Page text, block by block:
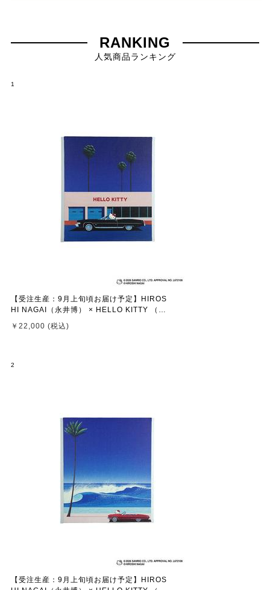
RANKING
人気商品ランキング
1
【受注生産：9月上旬頃お届け予定】HIROS
HI NAGAI（永井博） × HELLO KITTY （ハ
ローキティ） CANVAS PRINT / KTHN-CP
Untitled 1 ※通常商品との同時購入不可
￥22,000 (税込)
2
【受注生産：9月上旬頃お届け予定】HIROS